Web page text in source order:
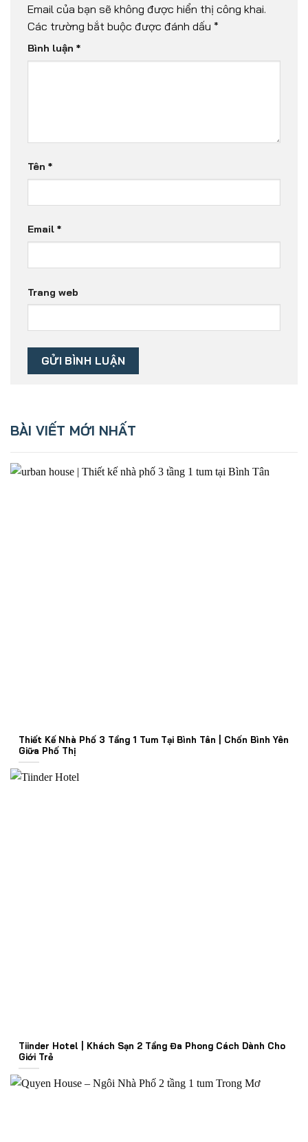
Email của bạn sẽ không được hiển thị công khai.
Các trường bắt buộc được đánh dấu *
Bình luận *
Tên *
Email *
Trang web
BÀI VIẾT MỚI NHẤT
Thiết Kế Nhà Phố 3 Tầng 1 Tum Tại Bình Tân | Chốn Bình Yên
Giữa Phố Thị
Tiinder Hotel | Khách Sạn 2 Tầng Đa Phong Cách Dành Cho
Giới Trẻ